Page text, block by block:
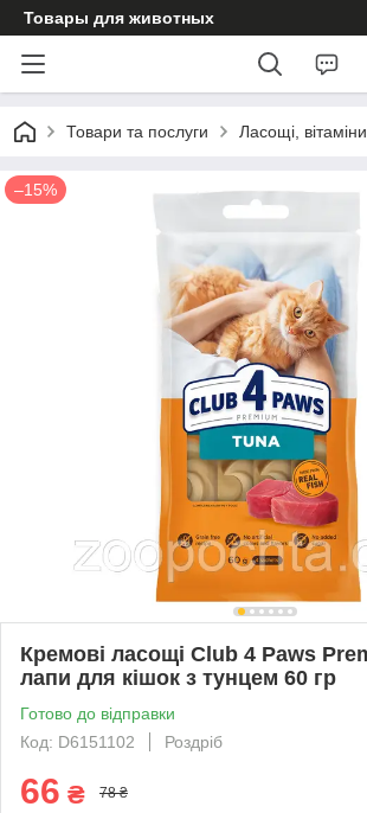
Товары для животных
Товари та послуги Ласощі,
–15%
Кремові ласощі Club 4 Paws
лапи для кішок з тунцем 60 гр
Готово до відправки
Код: D6151102
Роздріб
66 ₴ 78 ₴